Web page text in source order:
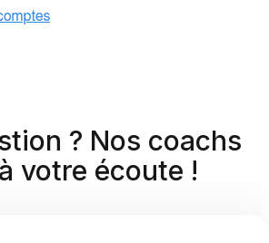
? Nos coachs
votre écoute !